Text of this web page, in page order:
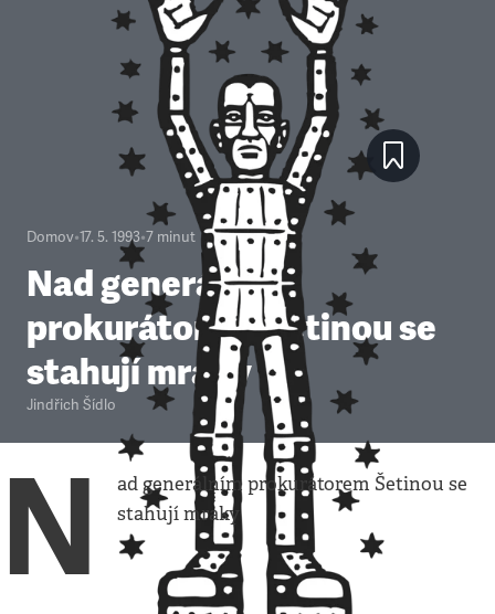
Domov•17. 5. 1993•7 minut
Nad generálním
prokurátorem Šetinou se
stahují mraky
Jindřich Šídlo
N
ad generálním prokurátorem Šetinou se
stahují mraky